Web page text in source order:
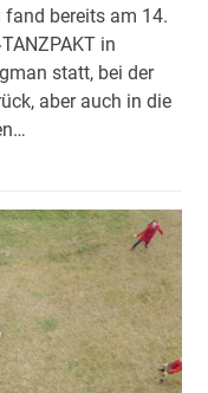
fand bereits am 14.
in
statt, bei der
aber auch in die